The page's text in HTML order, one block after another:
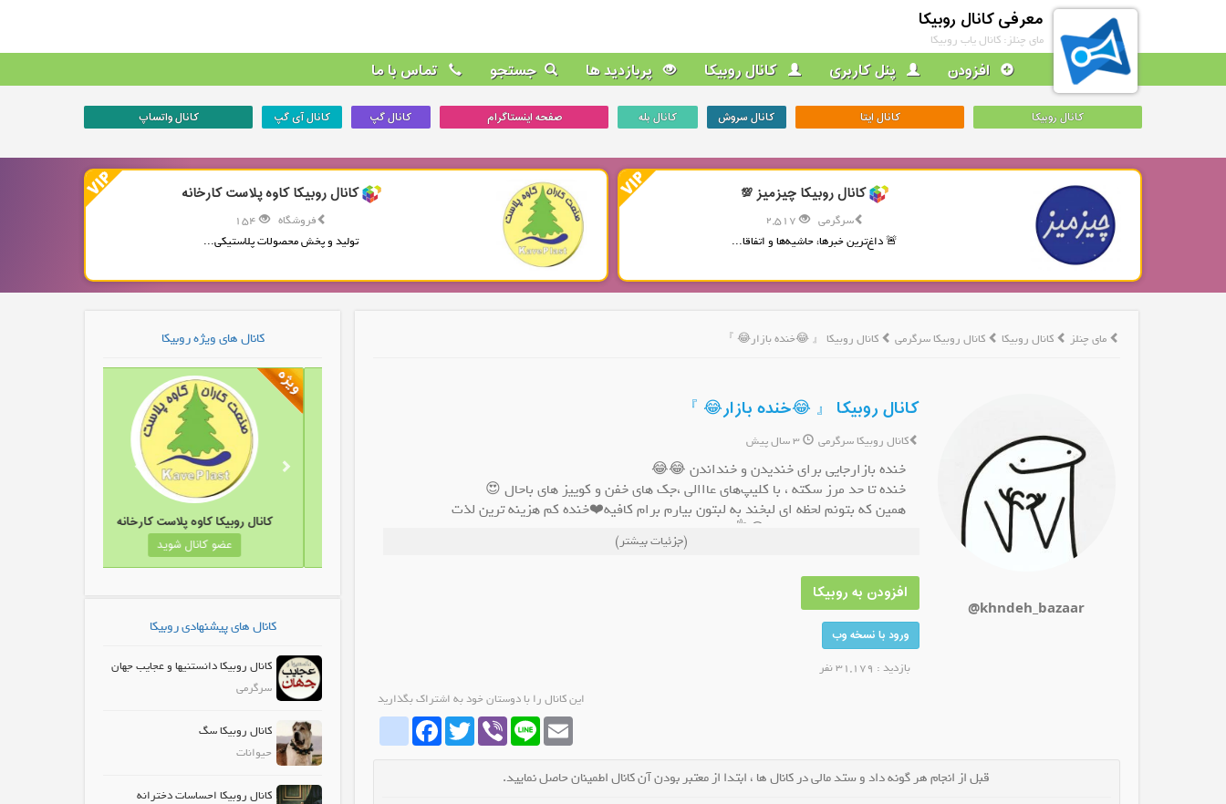
معرفی کانال روبیکا
مای چنلز: کانال یاب روبیکا
افزودن پنل کاربری کانال روبیکا پربازدید ها جستجو تماس با ما
کانال روبیکا کانال ایتا کانال سروش کانال بله صفحه اینستاگرام کانال گپ کانال آی گپ کانال واتساپ
کانال روبیکا چیزمیز 💯
سرگرمی
🚨 داغ‌ترین خبرها، حاشیه‌ها و اتفاقا...
کانال روبیکا کاوه پلاست کارخانه
فروشگاه
154
تولید و پخش محصولات پلاستیکی...
مای چنلز کانال روبیکا کانال روبیکا سرگرمی کانال روبیکا 『 😂خنده بازار😂 』
@khndeh_bazaar
کانال روبیکا 『 😂خنده بازار😂 』
کانال روبیکا سرگرمی 3 سال پیش
خنده بازارجایی برای خندیدن و خنداندن 😂😂
خنده تا حد مرز سکته ، با کلیپ‌های عااالی ،جک های خفن و کوییز های باحال 😍
همین که بتونم‌ لحظه ای لبخند به لبتون بیارم‌ برام کافیه❤️خنده کم هزینه ترین لذت
دنیاست،پس همیشه بخند😂👌
(جزئیات بیشتر)
افزودن به روبیکا
ورود با نسخه وب
بازدید : 31,179 نفر
این کانال را با دوستان خود به اشتراک بگذارید
whatrubikaFacebookTwitter Viber Line Email
قبل از انجام هر گونه داد و ستد مالی در کانال ها ، ابتدا از معتبر بودن آن کانال اطمینان حاصل نمایید.
کانال های ویژه روبیکا
کانال روبیکا کاوه پلاست کارخانه کانال روبیکا آموزش خیاطی بافتنی . کانال روبیکا موزیک فا کانال روبیکا کفش حامد(گناوه) کانال روبیکا ترفند
عضو کانال شوید
کانال های پیشنهادی روبیکا
کانال روبیکا دانستنیها و عجایب جهان
سرگرمی
کانال روبیکا سگ
حیوانات
کانال روبیکا احساسات دخترانه